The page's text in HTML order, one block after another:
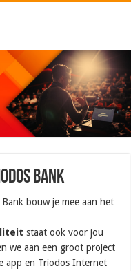
Bank
bouw je mee aan het
staat ook voor jou
we aan een groot project
app en Triodos Internet